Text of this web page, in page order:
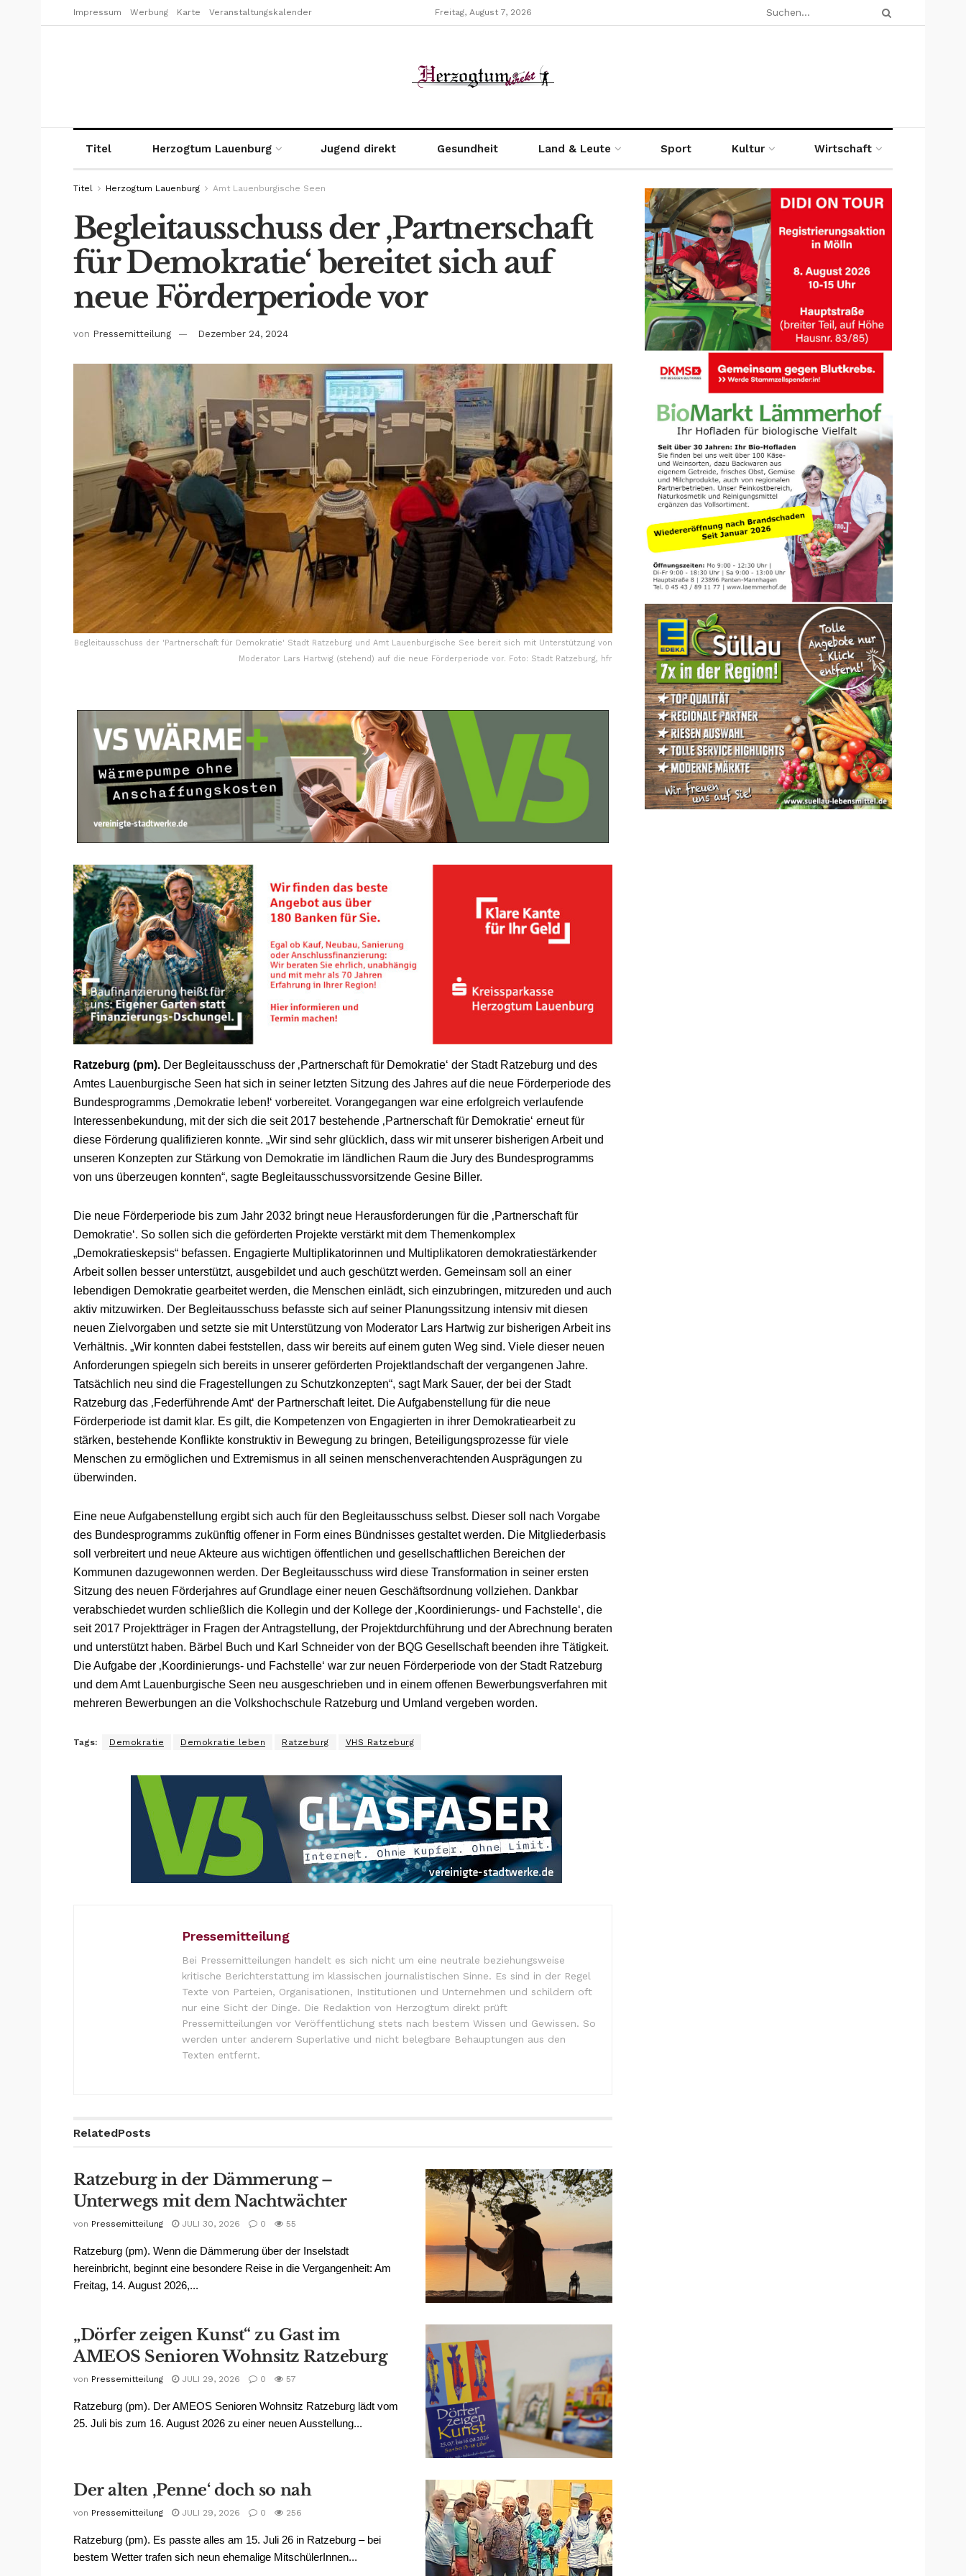
Impressum Werbung Karte Veranstaltungskalender Freitag, August 7, 2026
Titel Herzogtum Lauenburg Jugend direkt Gesundheit Land & Leute Sport Kultur Wirtschaft
Titel Herzogtum Lauenburg Amt Lauenburgische Seen
Begleitausschuss der ‚Partnerschaft
für Demokratie‘ bereitet sich auf
neue Förderperiode vor
von Pressemitteilung Dezember 24, 2024
Begleitausschuss der 'Partnerschaft für Demokratie' Stadt Ratzeburg und Amt Lauenburgische See bereit sich mit Unterstützung von
Moderator Lars Hartwig (stehend) auf die neue Förderperiode vor. Foto: Stadt Ratzeburg, hfr
Ratzeburg (pm). Der Begleitausschuss der ‚Partnerschaft für Demokratie‘ der Stadt Ratzeburg und des
Amtes Lauenburgische Seen hat sich in seiner letzten Sitzung des Jahres auf die neue Förderperiode des
Bundesprogramms ‚Demokratie leben!‘ vorbereitet. Vorangegangen war eine erfolgreich verlaufende
Interessenbekundung, mit der sich die seit 2017 bestehende ‚Partnerschaft für Demokratie‘ erneut für
diese Förderung qualifizieren konnte. „Wir sind sehr glücklich, dass wir mit unserer bisherigen Arbeit und
unseren Konzepten zur Stärkung von Demokratie im ländlichen Raum die Jury des Bundesprogramms
von uns überzeugen konnten“, sagte Begleitausschussvorsitzende Gesine Biller.
Die neue Förderperiode bis zum Jahr 2032 bringt neue Herausforderungen für die ‚Partnerschaft für
Demokratie‘. So sollen sich die geförderten Projekte verstärkt mit dem Themenkomplex
„Demokratieskepsis“ befassen. Engagierte Multiplikatorinnen und Multiplikatoren demokratiestärkender
Arbeit sollen besser unterstützt, ausgebildet und auch geschützt werden. Gemeinsam soll an einer
lebendigen Demokratie gearbeitet werden, die Menschen einlädt, sich einzubringen, mitzureden und auch
aktiv mitzuwirken. Der Begleitausschuss befasste sich auf seiner Planungssitzung intensiv mit diesen
neuen Zielvorgaben und setzte sie mit Unterstützung von Moderator Lars Hartwig zur bisherigen Arbeit ins
Verhältnis. „Wir konnten dabei feststellen, dass wir bereits auf einem guten Weg sind. Viele dieser neuen
Anforderungen spiegeln sich bereits in unserer geförderten Projektlandschaft der vergangenen Jahre.
Tatsächlich neu sind die Fragestellungen zu Schutzkonzepten“, sagt Mark Sauer, der bei der Stadt
Ratzeburg das ‚Federführende Amt‘ der Partnerschaft leitet. Die Aufgabenstellung für die neue
Förderperiode ist damit klar. Es gilt, die Kompetenzen von Engagierten in ihrer Demokratiearbeit zu
stärken, bestehende Konflikte konstruktiv in Bewegung zu bringen, Beteiligungsprozesse für viele
Menschen zu ermöglichen und Extremismus in all seinen menschenverachtenden Ausprägungen zu
überwinden.
Eine neue Aufgabenstellung ergibt sich auch für den Begleitausschuss selbst. Dieser soll nach Vorgabe
des Bundesprogramms zukünftig offener in Form eines Bündnisses gestaltet werden. Die Mitgliederbasis
soll verbreitert und neue Akteure aus wichtigen öffentlichen und gesellschaftlichen Bereichen der
Kommunen dazugewonnen werden. Der Begleitausschuss wird diese Transformation in seiner ersten
Sitzung des neuen Förderjahres auf Grundlage einer neuen Geschäftsordnung vollziehen. Dankbar
verabschiedet wurden schließlich die Kollegin und der Kollege der ‚Koordinierungs- und Fachstelle‘, die
seit 2017 Projektträger in Fragen der Antragstellung, der Projektdurchführung und der Abrechnung beraten
und unterstützt haben. Bärbel Buch und Karl Schneider von der BQG Gesellschaft beenden ihre Tätigkeit.
Die Aufgabe der ‚Koordinierungs- und Fachstelle‘ war zur neuen Förderperiode von der Stadt Ratzeburg
und dem Amt Lauenburgische Seen neu ausgeschrieben und in einem offenen Bewerbungsverfahren mit
mehreren Bewerbungen an die Volkshochschule Ratzeburg und Umland vergeben worden.
Tags: Demokratie Demokratie leben Ratzeburg VHS Ratzeburg
Pressemitteilung
Bei Pressemitteilungen handelt es sich nicht um eine neutrale beziehungsweise
kritische Berichterstattung im klassischen journalistischen Sinne. Es sind in der Regel
Texte von Parteien, Organisationen, Institutionen und Unternehmen und schildern oft
nur eine Sicht der Dinge. Die Redaktion von Herzogtum direkt prüft
Pressemitteilungen vor Veröffentlichung stets nach bestem Wissen und Gewissen. So
werden unter anderem Superlative und nicht belegbare Behauptungen aus den
Texten entfernt.
RelatedPosts
Ratzeburg in der Dämmerung –
Unterwegs mit dem Nachtwächter
von Pressemitteilung JULI 30, 2026 0 55
Ratzeburg (pm). Wenn die Dämmerung über der Inselstadt
hereinbricht, beginnt eine besondere Reise in die Vergangenheit: Am
Freitag, 14. August 2026,...
„Dörfer zeigen Kunst“ zu Gast im
AMEOS Senioren Wohnsitz Ratzeburg
von Pressemitteilung JULI 29, 2026 0 57
Ratzeburg (pm). Der AMEOS Senioren Wohnsitz Ratzeburg lädt vom
25. Juli bis zum 16. August 2026 zu einer neuen Ausstellung...
Der alten ‚Penne‘ doch so nah
von Pressemitteilung JULI 29, 2026 0 256
Ratzeburg (pm). Es passte alles am 15. Juli 26 in Ratzeburg – bei
bestem Wetter trafen sich neun ehemalige MitschülerInnen...